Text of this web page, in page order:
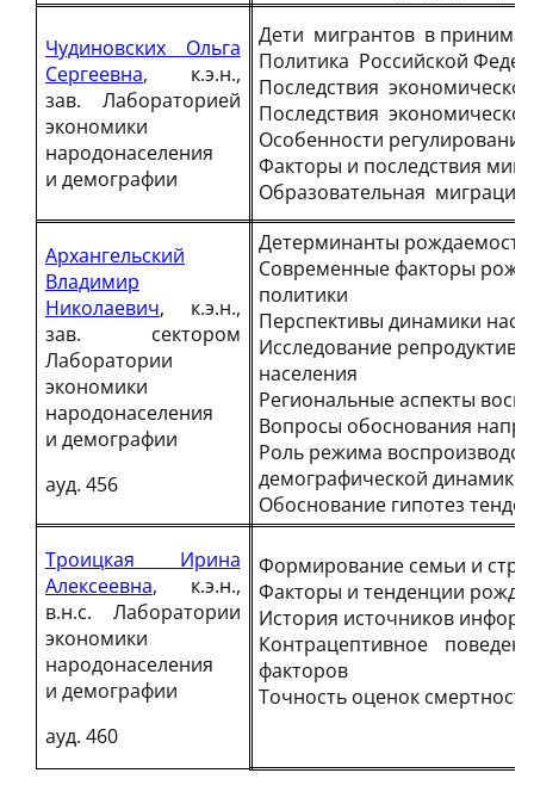
Чудиновских Ольга
Сергеевна, к.э.н.,
зав. Лабораторией
экономики
народонаселения
и демографии
Дети мигрантов в
Политика Российской
Последствия
Последствия
Особенности
Факторы и последствия
Образовательная
Архангельский
Владимир
Николаевич, к.э.н.,
зав. сектором
Лаборатории
экономики
народонаселения
и демографии
ауд. 456
Детерминанты
Современные факторы
политики
Перспективы динамики
Исследование
населения
Региональные аспекты
Вопросы обоснования
Роль режима
демографической динамике
Обоснование гипотез
Троицкая Ирина
Алексеевна, к.э.н.,
в.н.с. Лаборатории
экономики
народонаселения
и демографии
ауд. 460
Формирование семьи и
Факторы и тенденции
История источников
Контрацептивное
факторов
Точность оценок